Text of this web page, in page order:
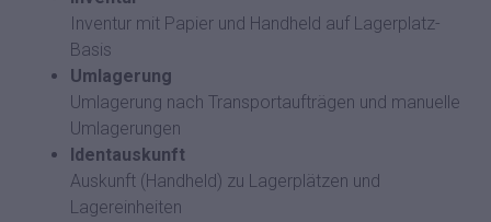
Inventur mit Papier und Handheld auf Lagerplatz-
Basis
Umlagerung
Umlagerung nach Transportaufträgen und manuelle
Umlagerungen
Identauskunft
Auskunft (Handheld) zu Lagerplätzen und
Lagereinheiten